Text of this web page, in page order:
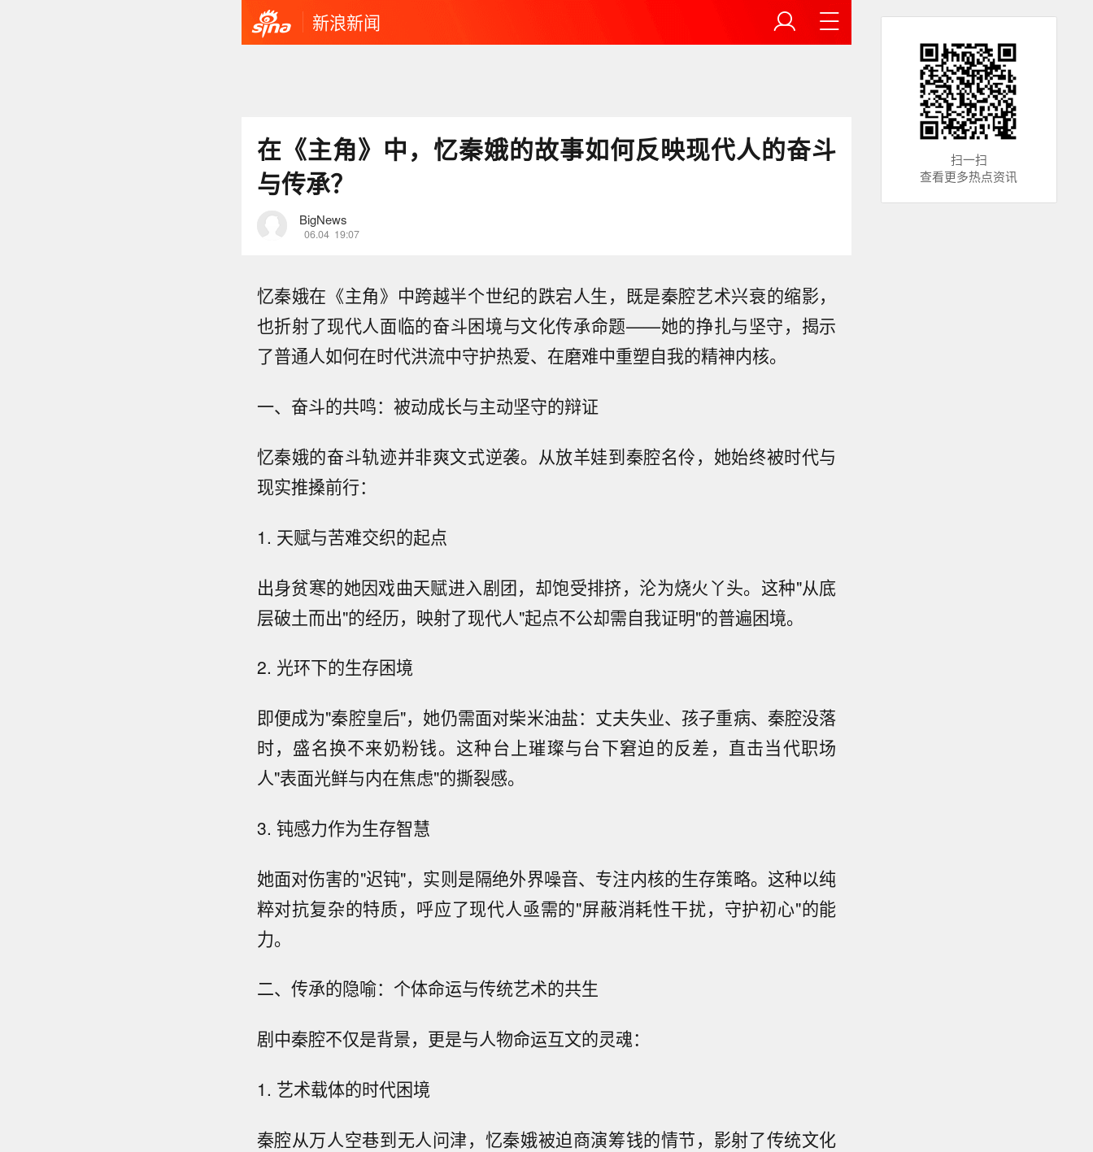
新浪新闻
在《主角》中，忆秦娥的故事如何反映现代人的奋斗
与传承？
BigNews
06.04 19:07
忆秦娥在《主角》中跨越半个世纪的跌宕人生，既是秦腔艺术兴衰的缩影，
也折射了现代人面临的奋斗困境与文化传承命题——她的挣扎与坚守，揭示
了普通人如何在时代洪流中守护热爱、在磨难中重塑自我的精神内核。
一、奋斗的共鸣：被动成长与主动坚守的辩证
忆秦娥的奋斗轨迹并非爽文式逆袭。从放羊娃到秦腔名伶，她始终被时代与
现实推搡前行：
1. 天赋与苦难交织的起点
出身贫寒的她因戏曲天赋进入剧团，却饱受排挤，沦为烧火丫头。这种"从底
层破土而出"的经历，映射了现代人"起点不公却需自我证明"的普遍困境。
2. 光环下的生存困境
即便成为"秦腔皇后"，她仍需面对柴米油盐：丈夫失业、孩子重病、秦腔没落
时，盛名换不来奶粉钱。这种台上璀璨与台下窘迫的反差，直击当代职场
人"表面光鲜与内在焦虑"的撕裂感。
3. 钝感力作为生存智慧
她面对伤害的"迟钝"，实则是隔绝外界噪音、专注内核的生存策略。这种以纯
粹对抗复杂的特质，呼应了现代人亟需的"屏蔽消耗性干扰，守护初心"的能
力。
二、传承的隐喻：个体命运与传统艺术的共生
剧中秦腔不仅是背景，更是与人物命运互文的灵魂：
1. 艺术载体的时代困境
秦腔从万人空巷到无人问津，忆秦娥被迫商演筹钱的情节，影射了传统文化
扫一扫
查看更多热点资讯